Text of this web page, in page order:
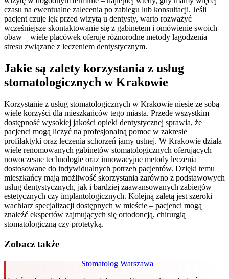
czasu na ewentualne zalecenia po zabiegu lub konsultacji. Jeśli
pacjent czuje lęk przed wizytą u dentysty, warto rozważyć
wcześniejsze skontaktowanie się z gabinetem i omówienie swoich
obaw – wiele placówek oferuje różnorodne metody łagodzenia
stresu związane z leczeniem dentystycznym.
Jakie są zalety korzystania z usług
stomatologicznych w Krakowie
Korzystanie z usług stomatologicznych w Krakowie niesie ze sobą
wiele korzyści dla mieszkańców tego miasta. Przede wszystkim
dostępność wysokiej jakości opieki dentystycznej sprawia, że
pacjenci mogą liczyć na profesjonalną pomoc w zakresie
profilaktyki oraz leczenia schorzeń jamy ustnej. W Krakowie działa
wiele renomowanych gabinetów stomatologicznych oferujących
nowoczesne technologie oraz innowacyjne metody leczenia
dostosowane do indywidualnych potrzeb pacjentów. Dzięki temu
mieszkańcy mają możliwość skorzystania zarówno z podstawowych
usług dentystycznych, jak i bardziej zaawansowanych zabiegów
estetycznych czy implantologicznych. Kolejną zaletą jest szeroki
wachlarz specjalizacji dostępnych w mieście – pacjenci mogą
znaleźć ekspertów zajmujących się ortodoncją, chirurgią
stomatologiczną czy protetyką.
Zobacz także
Stomatolog Warszawa